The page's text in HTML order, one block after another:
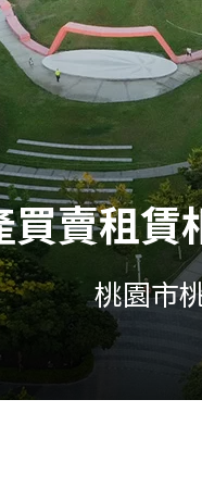
買賣租賃
桃園市